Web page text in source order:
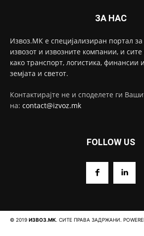
ЗА НАС
Извоз.МК е специјализиран портал
извозот и извозните компании, и сите
како транспорт, логистика, финансии
земјата и светот.
Контактирајте не и споделете ги
на: contact@izvoz.mk
FOLLOW US
© 2019 ИЗВОЗ.МК. СИТЕ ПРАВА ЗАДРЖАНИ.